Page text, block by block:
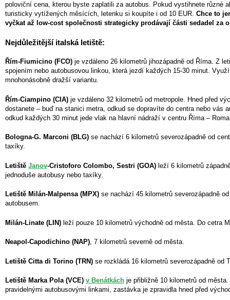
poloviční cena, kterou byste zaplatili za autobus. Pokud vystihnete různé
turisticky vytížených měsících, letenku si koupíte i od 10 EUR. Chce to
vyčkat až low-cost společnosti strategicky prodávají části sedadel za
Nejdůležitější italská letiště:
Řím-Fiumicino (FCO) je vzdáleno 26 kilometrů jihozápadně od Říma. Z
spojením nebo autobusovou linkou, která jezdí každých 15-30 minut.
mnohonásobně dražší variantu.
Řím-Ciampino (CIA) je vzdáleno 32 kilometrů od metropole. Hned před
dostanete – buď na stanici metra, odkud se dopravíte do centra nebo vás
odkud každých 30 minut jede vlak na hlavní nádraží v centru Říma –
Bologna-G. Marconi (BLG) se nachází 6 kilometrů severozápadně od
taxíky.
Letiště Janov-Cristoforo Colombo, Sestri (GOA) leží 6 kilometrů
jednoduše autobusy nebo taxíky.
Letiště Milán-Malpensa (MPX) se nachází 45 kilometrů severozápadně
autobusem.
Milán-Linate (LIN) leží pouze 10 kilometrů východně od města. Do cetra
Neapol-Capodichino (NAP), 7 kilometrů severně od města.
Letiště Citta di Torino (TRN) se rozkládá 16 kilometrů severozápadně od
Letiště Marka Pola (VCE) v Benátkách je přibližně 10 kilometrů od
pravidelnými autobusovými linkami, zastávka je zpravidla hned před